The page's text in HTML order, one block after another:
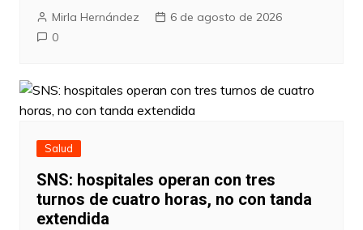
Mirla Hernández
6 de agosto de 2026
0
Salud
SNS: hospitales operan con tres
turnos de cuatro horas, no con tanda
extendida